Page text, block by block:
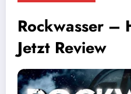
Rockwasser –
Jetzt Review